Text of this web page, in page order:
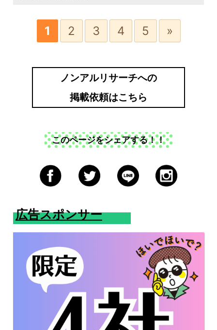
1 2 3 4 5 »
ノンアルリサーチへの
掲載依頼はこちら
このページをシェアする！！
広告スポンサー